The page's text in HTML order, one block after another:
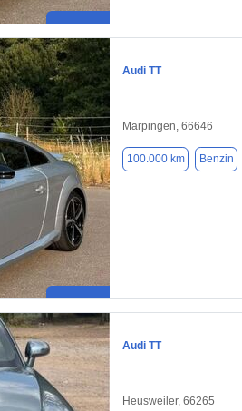
Audi TT
Marpingen, 66646
100.000 km Benzin
Audi TT
Heusweiler, 66265